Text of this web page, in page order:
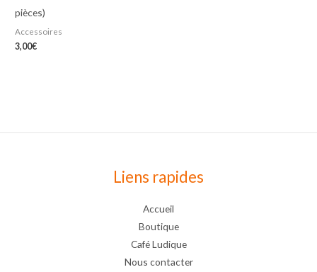
pièces)
Accessoires
3,00€
Liens rapides
Accueil
Boutique
Café Ludique
Nous contacter